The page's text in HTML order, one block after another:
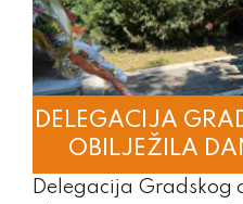
DELEGACIJA
OBILJEŽILA
Delegacija Gradskog